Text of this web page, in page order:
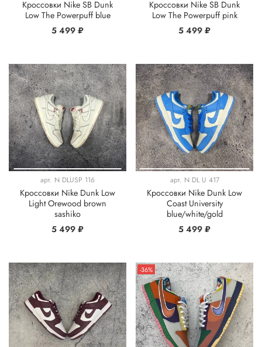
Кроссовки Nike SB Dunk
Low The Powerpuff blue
5 499 ₽
Кроссовки Nike SB Dunk
Low The Powerpuff pink
5 499 ₽
арт. N DLUSP 116
Кроссовки Nike Dunk Low
Light Orewood brown
sashiko
5 499 ₽
арт. N DL U 417
Кроссовки Nike Dunk Low
Coast University
blue/white/gold
5 499 ₽
-36%